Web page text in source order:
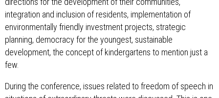
integration and inclusion of residents, implementation of
environmentally friendly investment projects, strategic
planning, democracy for the youngest, sustainable
development, the concept of kindergartens to mention just a
few.
During the conference, issues related to freedom of speech in